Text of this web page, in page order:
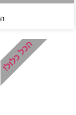
הכל כלול!